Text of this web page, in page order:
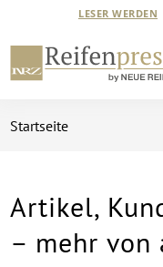
LESER WERDEN
Startseite
Artikel,
– mehr von